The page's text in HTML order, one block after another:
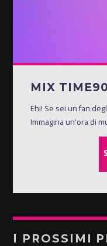
MIX TIME90
Ehi! Se sei un fan
Immagina un'ora di
I PROSSIMI